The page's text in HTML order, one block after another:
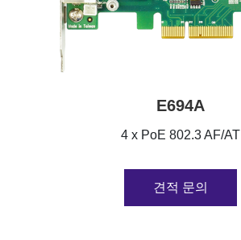
E694A
4 x PoE 802.3 AF/AT
견적 문의